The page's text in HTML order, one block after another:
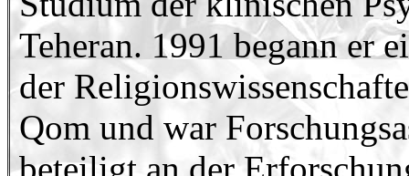
Teheran. 1991 begann er
der
Qom und war
beteiligt an der